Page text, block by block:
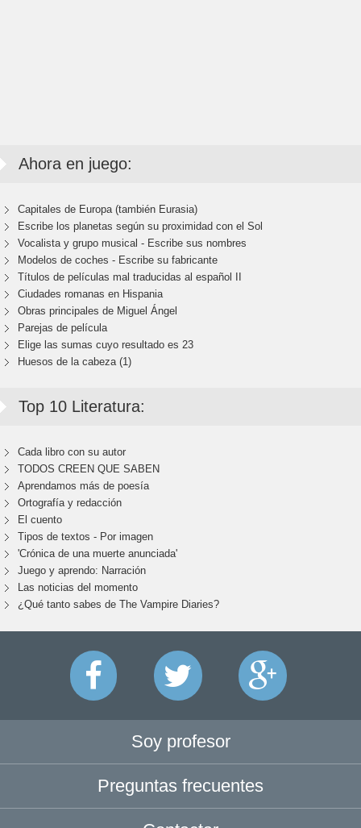
Ahora en juego:
Capitales de Europa (también Eurasia)
Escribe los planetas según su proximidad con el Sol
Vocalista y grupo musical - Escribe sus nombres
Modelos de coches - Escribe su fabricante
Títulos de películas mal traducidas al español II
Ciudades romanas en Hispania
Obras principales de Miguel Ángel
Parejas de película
Elige las sumas cuyo resultado es 23
Huesos de la cabeza (1)
Top 10 Literatura:
Cada libro con su autor
TODOS CREEN QUE SABEN
Aprendamos más de poesía
Ortografía y redacción
El cuento
Tipos de textos - Por imagen
'Crónica de una muerte anunciada'
Juego y aprendo: Narración
Las noticias del momento
¿Qué tanto sabes de The Vampire Diaries?
Soy profesor
Preguntas frecuentes